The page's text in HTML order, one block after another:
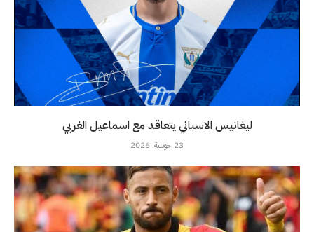
ليغانيس الاسباني يتعاقد مع اسماعيل الغربي
23 جويلية، 2026